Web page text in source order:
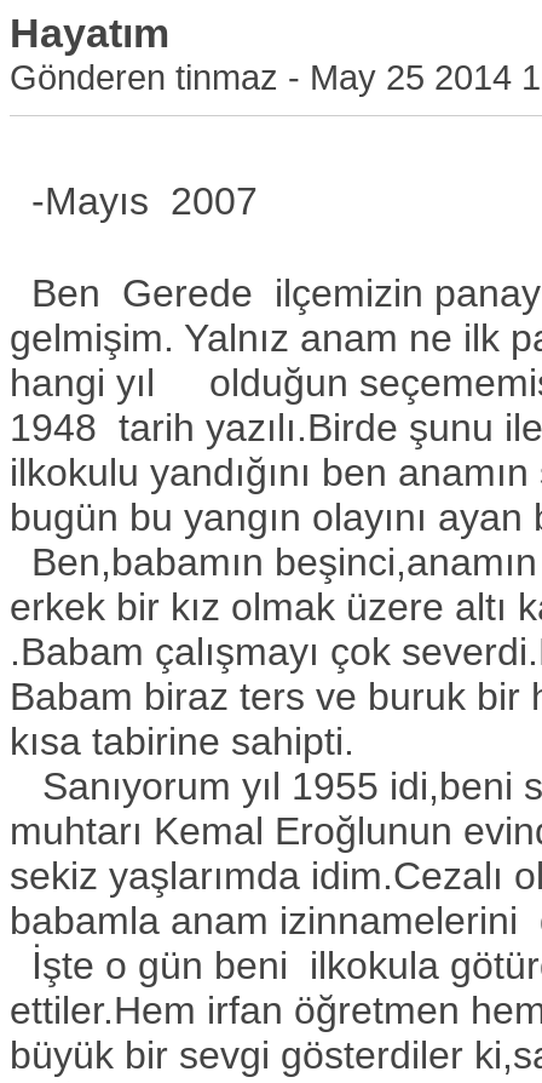
Hayatım
Gönderen tinmaz - May 25 2014
-Mayıs 2007
Ben Gerede ilçemizin
gelmişim. Yalnız anam ne ilk
hangi yıl olduğun
1948 tarih yazılı.Birde şunu
ilkokulu yandığını ben
bugün bu yangın olayını ayan
Ben,babamın
erkek bir kız olmak üzere altı
.Babam çalışmayı çok
Babam biraz ters ve buruk bir
kısa tabirine sahipti.
Sanıyorum yıl 1955 idi,beni
muhtarı Kemal Eroğlunun
sekiz yaşlarımda idim.Cezalı
babamla anam izinnamelerini
İşte o gün beni ilkokula
ettiler.Hem irfan öğretmen
büyük bir sevgi gösterdiler